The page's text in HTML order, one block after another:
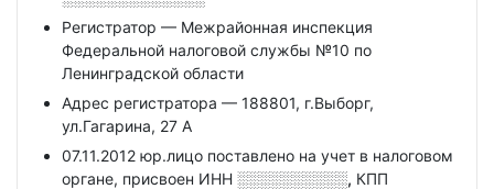
Регистратор — Межрайонная инспекция
Федеральной налоговой службы №10 по
Ленинградской области
Адрес регистратора — 188801, г.Выборг,
ул.Гагарина, 27 А
07.11.2012 юр.лицо поставлено на учет в налоговом
органе, присвоен ИНН ░░░░░░░░░░, КПП